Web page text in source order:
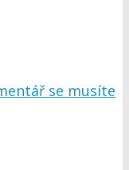
se musíte